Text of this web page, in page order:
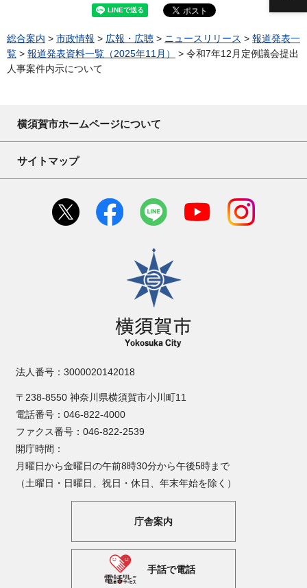
総合案内 > 市政情報 > 広報・広聴 > ニュースリリース > 報道発表一
覧 > 報道発表資料一覧（2025年11月）
> 令和7年12月定例議会提出
人事案件内示について
横須賀市ホームページについて
サイトマップ
横須賀市
法人番号：3000020142018
〒238-8550 神奈川県横須賀市小川町11
電話番号：046-822-4000
ファクス番号：046-822-2539
開庁時間：
月曜日から金曜日の午前8時30分から午後5時まで
（土曜日・日曜日、祝日・休日、年末年始を除く）
庁舎案内
手話で電話